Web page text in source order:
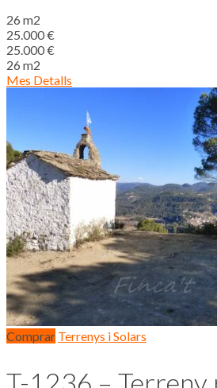
26 m2
25.000 €
25.000 €
26 m2
Mes Detalls
Comprar Terrenys i Solars